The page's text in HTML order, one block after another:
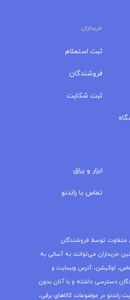
خریداران
ثبت استعلام
فروشندگان
ثبت شکایت
ابزار و یراق
تماس با راندنو
متفاوت توسط فروشندگان
خریداران می‌توانند به آسانی به
لوکیشن، آدرس وبسایت و
دسترسی داشته و با آنان بدون
راندنو در موضوعات کالاهای برقی،